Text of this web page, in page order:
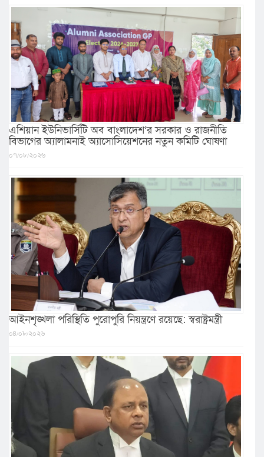
এশিয়ান ইউনিভার্সিটি অব বাংলাদেশ’র সরকার ও রাজনীতি
বিভাগের অ্যালামনাই অ্যাসোসিয়েশনের নতুন কমিটি ঘোষণা
০৭/০৮/২০২৬
আইনশৃঙ্খলা পরিস্থিতি পুরোপুরি নিয়ন্ত্রণে রয়েছে: স্বরাষ্ট্রমন্ত্রী
০৪/০৮/২০২৬